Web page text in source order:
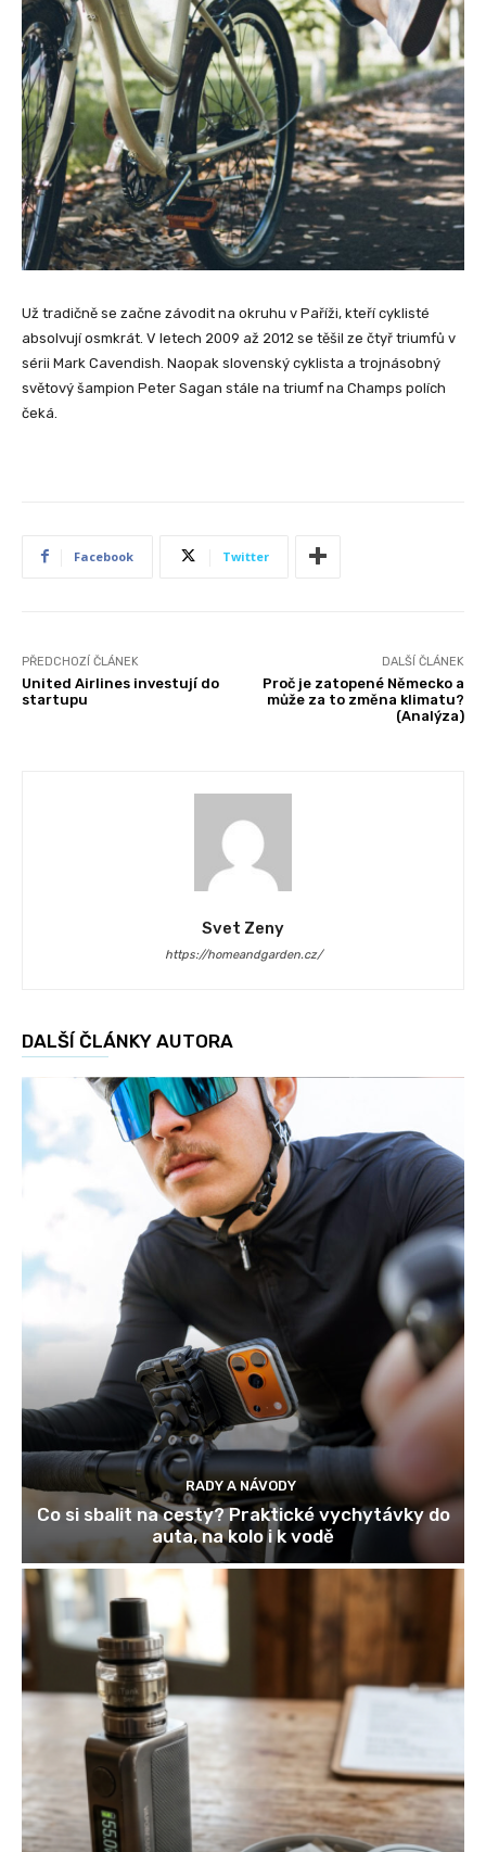
Už tradičně se začne závodit na okruhu v Paříži, kteří cyklisté
absolvují osmkrát. V letech 2009 až 2012 se těšil ze čtyř triumfů v
sérii Mark Cavendish. Naopak slovenský cyklista a trojnásobný
světový šampion Peter Sagan stále na triumf na Champs polích
čeká.
Facebook Twitter
PŘEDCHOZÍ ČLÁNEK
United Airlines investují do
startupu
DALŠÍ ČLÁNEK
Proč je zatopené Německo a
může za to změna klimatu?
(Analýza)
Svet Zeny
https://homeandgarden.cz/
DALŠÍ ČLÁNKY AUTORA
RADY A NÁVODY
Co si sbalit na cesty? Praktické vychytávky do
auta, na kolo i k vodě